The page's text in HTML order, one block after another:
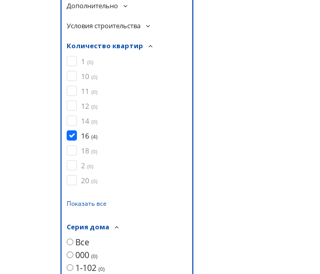
Дополнительно
Условия строительства
Количество квартир
1 (0)
10 (0)
11 (0)
12 (0)
14 (0)
16 (4)
18 (0)
2 (0)
20 (0)
Показать все
Серия дома
Все
000 (0)
1-102 (0)